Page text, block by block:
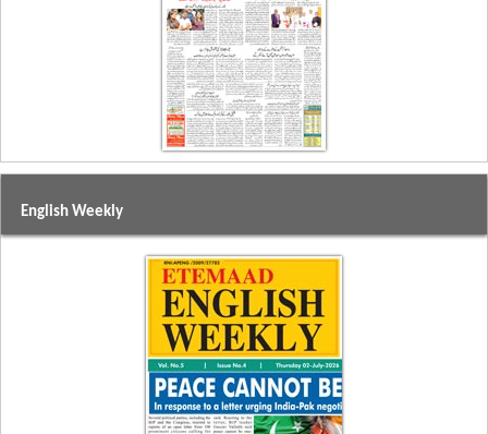
English Weekly